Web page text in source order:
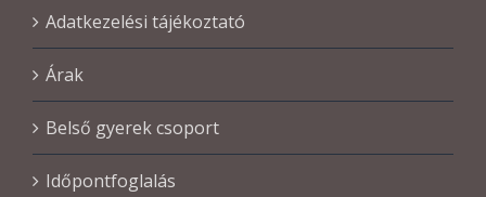
Adatkezelési tájékoztató
Árak
Belső gyerek csoport
Időpontfoglalás